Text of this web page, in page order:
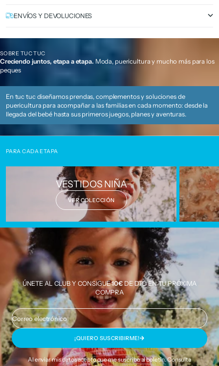
ENVÍOS Y DEVOLUCIONES
SOBRE TUC TUC
Creciendo juntos, etapa a etapa. Moda, puericultura y mucho más para los
peques
En tuc tuc diseñamos prendas, complementos y soluciones de
puericultura para acompañar a las familias en cada momento: desde la
llegada del bebé hasta sus primeros juegos, planes y aventuras.
PARA CADA ETAPA
VESTIDOS NIÑA
VER COLECCIÓN
ÚNETE AL CLUB Y CONSIGUE10€DE DTO EN TU PRÓXIMA
COMPRA
Correo electrónico
¡QUIERO SUSCRIBIRME!
Al enviar mis datos acepto que me suscribo al boletín. Consulta